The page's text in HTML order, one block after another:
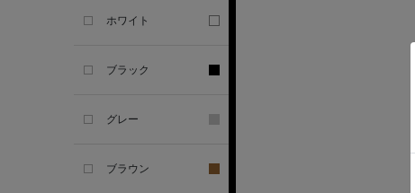
ホワイト
ブラック
グレー
ブラウン